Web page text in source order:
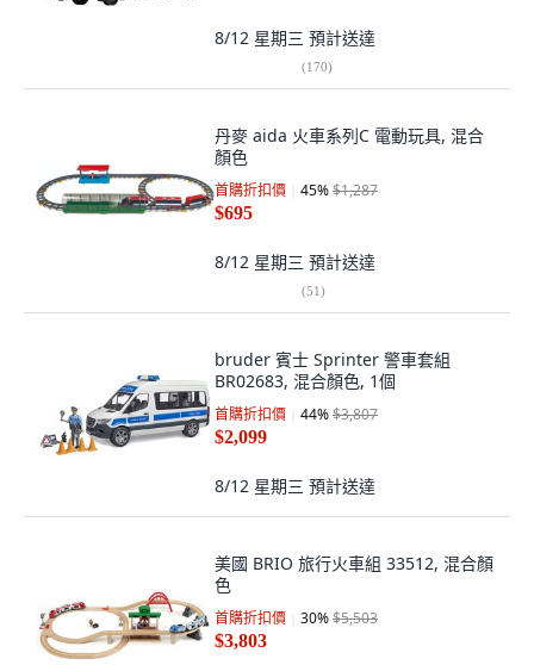
8/12 星期三 預計送達
(170)
丹麥 aida 火車系列C 電動玩具, 混合
顏色
首購折扣價 45%$1,287
$695
8/12 星期三 預計送達
(51)
bruder 賓士 Sprinter 警車套組
BR02683, 混合顏色, 1個
首購折扣價 44%$3,807
$2,099
8/12 星期三 預計送達
美國 BRIO 旅行火車組 33512, 混合顏
色
首購折扣價 30%$5,503
$3,803